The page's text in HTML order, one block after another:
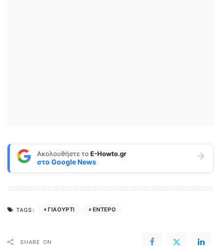
Ακολουθήστε τοE-Howto.gr
στο Google News
TAGS: ΓΙΑΟΥΡΤΙ ΕΝΤΕΡΟ
SHARE ON